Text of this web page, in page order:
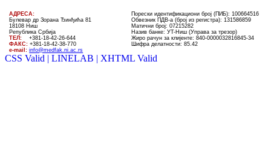
AДРЕСА:
Булевар др Зорана Ђинђића 81
18108 Ниш
Република Србија
ТЕЛ: +381-18-42-26-644
ФАКС: +381-18-42-38-770
e-mail: info@medfak.ni.ac.rs
Порески идентификациони број (ПИБ): 100664516
Обвезник ПДВ-а (број из регистра): 131586859
Матични број: 07215282
Назив банке: УT-Ниш (Управа за трезор)
Жиро рачун за клијенте:840-0000032816845-34
Шифра делатности: 85.42
CSS Valid | LINELAB | XHTML Valid